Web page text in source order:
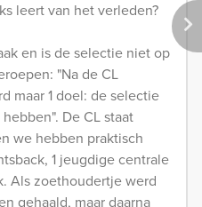
leert van het verleden?
en is de selectie niet op
"Na de CL
maar 1 doel: de selectie
De CL staat
we hebben praktisch
1 jeugdige centrale
Als zoethoudertje werd
gehaald, maar daarna